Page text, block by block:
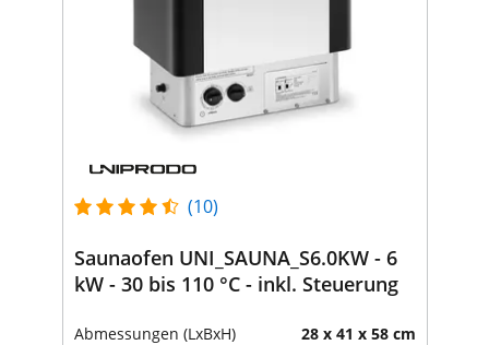
(10)
Saunaofen UNI_SAUNA_S6.0KW - 6
kW - 30 bis 110 °C - inkl. Steuerung
Abmessungen (LxBxH) 28 x 41 x 58 cm